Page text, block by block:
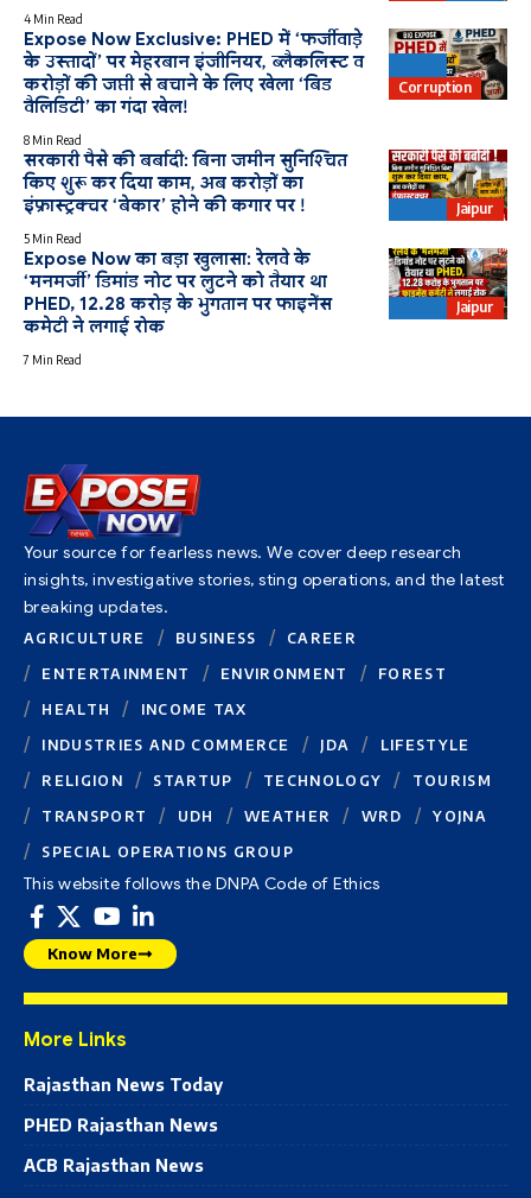
4 Min Read
Corruption
Expose Now Exclusive: PHED में ‘फर्जीवाड़े
के उस्तादों’ पर मेहरबान इंजीनियर, ब्लैकलिस्ट व
करोड़ों की जप्ती से बचाने के लिए खेला ‘बिड
वैलिडिटी’ का गंदा खेल!
8 Min Read
Jaipur
सरकारी पैसे की बर्बादी: बिना जमीन सुनिश्चित
किए शुरू कर दिया काम, अब करोड़ों का
इंफ्रास्ट्रक्चर ‘बेकार’ होने की कगार पर !
5 Min Read
Jaipur
Expose Now का बड़ा खुलासा: रेलवे के
‘मनमर्जी’ डिमांड नोट पर लुटने को तैयार था
PHED, 12.28 करोड़ के भुगतान पर फाइनेंस
कमेटी ने लगाई रोक
7 Min Read
Your source for fearless news. We cover deep research
insights, investigative stories, sting operations, and the latest
breaking updates.
AGRICULTURE BUSINESS
CAREER
ENTERTAINMENT
ENVIRONMENT
FOREST
HEALTH
INCOME TAX
INDUSTRIES AND COMMERCE
JDA
LIFESTYLE
RELIGION
STARTUP TECHNOLOGY
TOURISM
TRANSPORT
UDH WEATHER WRD
YOJNA
SPECIAL OPERATIONS GROUP
This website follows the DNPA Code of Ethics
Know More
More Links
Rajasthan News Today
PHED Rajasthan News
ACB Rajasthan News